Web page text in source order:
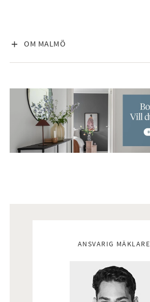
OM MALMÖ
VISA INNEHÅLL
ANSVARIG MÄKLARE